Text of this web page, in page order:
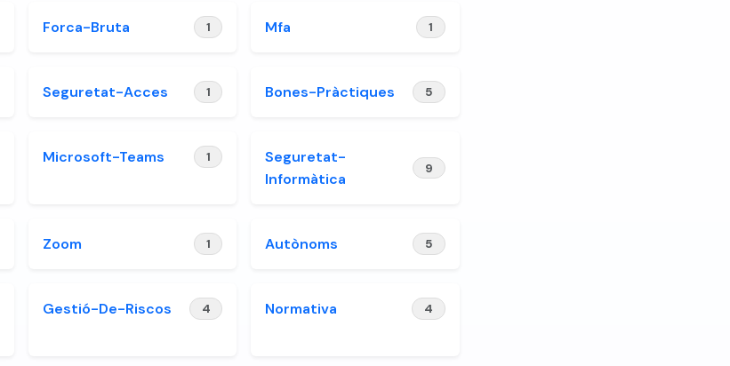
Forca-Bruta 1 Mfa 1
Seguretat-Acces 1 Bones-Pràctiques 5
Microsoft-Teams 1
Seguretat-
Informàtica
9
Zoom 1 Autònoms 5
Gestió-De-Riscos 4 Normativa 4